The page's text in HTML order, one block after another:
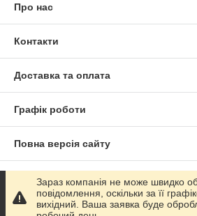
Про нас
Контакти
Доставка та оплата
Графік роботи
Повна версія сайту
Сайт створено на маркетплейсі
Політика конфіденційності
Зараз компанія не може швидко
повідомлення, оскільки за її
вихідний. Ваша заявка буде